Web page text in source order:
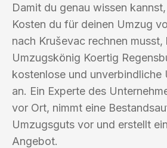
Damit du genau wissen
Kosten du für deinen Umzug
nach Kruševac rechnen musst,
Umzugskönig Koertig
kostenlose und unverbindliche
an. Ein Experte des
vor Ort, nimmt eine
Umzugsguts vor und erstellt
Angebot.